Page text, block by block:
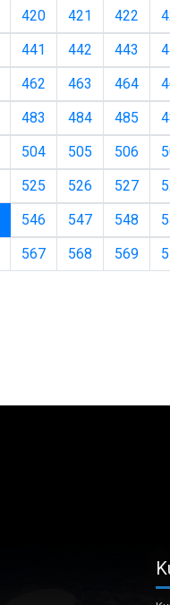
420 421 422
441 442 443
462 463 464
483 484 485
504 505 506
525 526 527
(current)
546 547 548
567 568 569